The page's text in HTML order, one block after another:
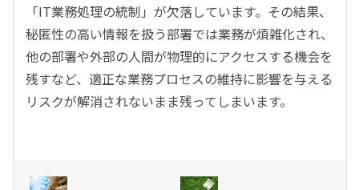
「IT業務処理の統制」が欠落しています。その結果、
秘匿性の高い情報を扱う部署では業務が煩雑化され、
他の部署や外部の人間が物理的にアクセスする機会を
残すなど、適正な業務プロセスの維持に影響を与える
リスクが解消されないまま残ってしまいます。